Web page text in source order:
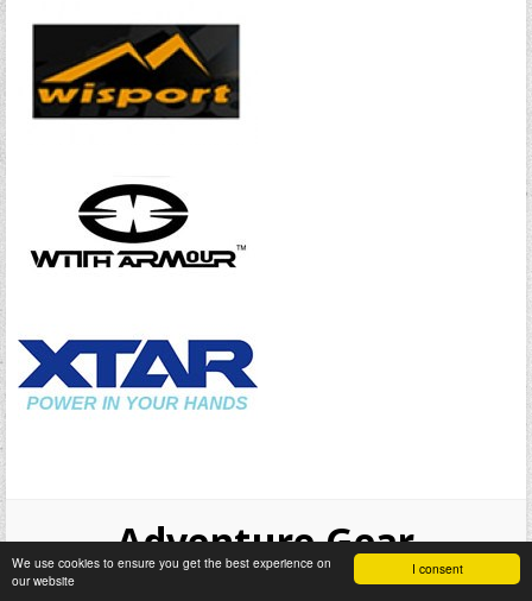
I consent
We use cookies to ensure you get the best experience on
our website
Adventure Gear